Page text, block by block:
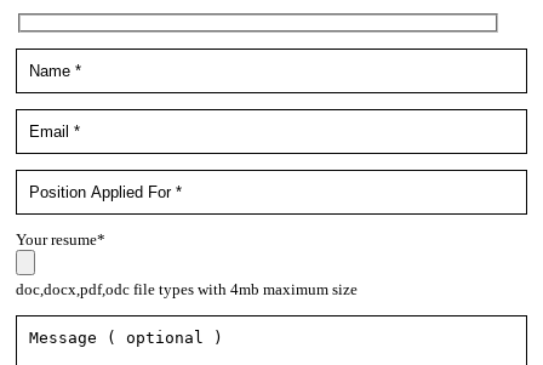
Your resume*
doc,docx,pdf,odc file types with 4mb maximum size